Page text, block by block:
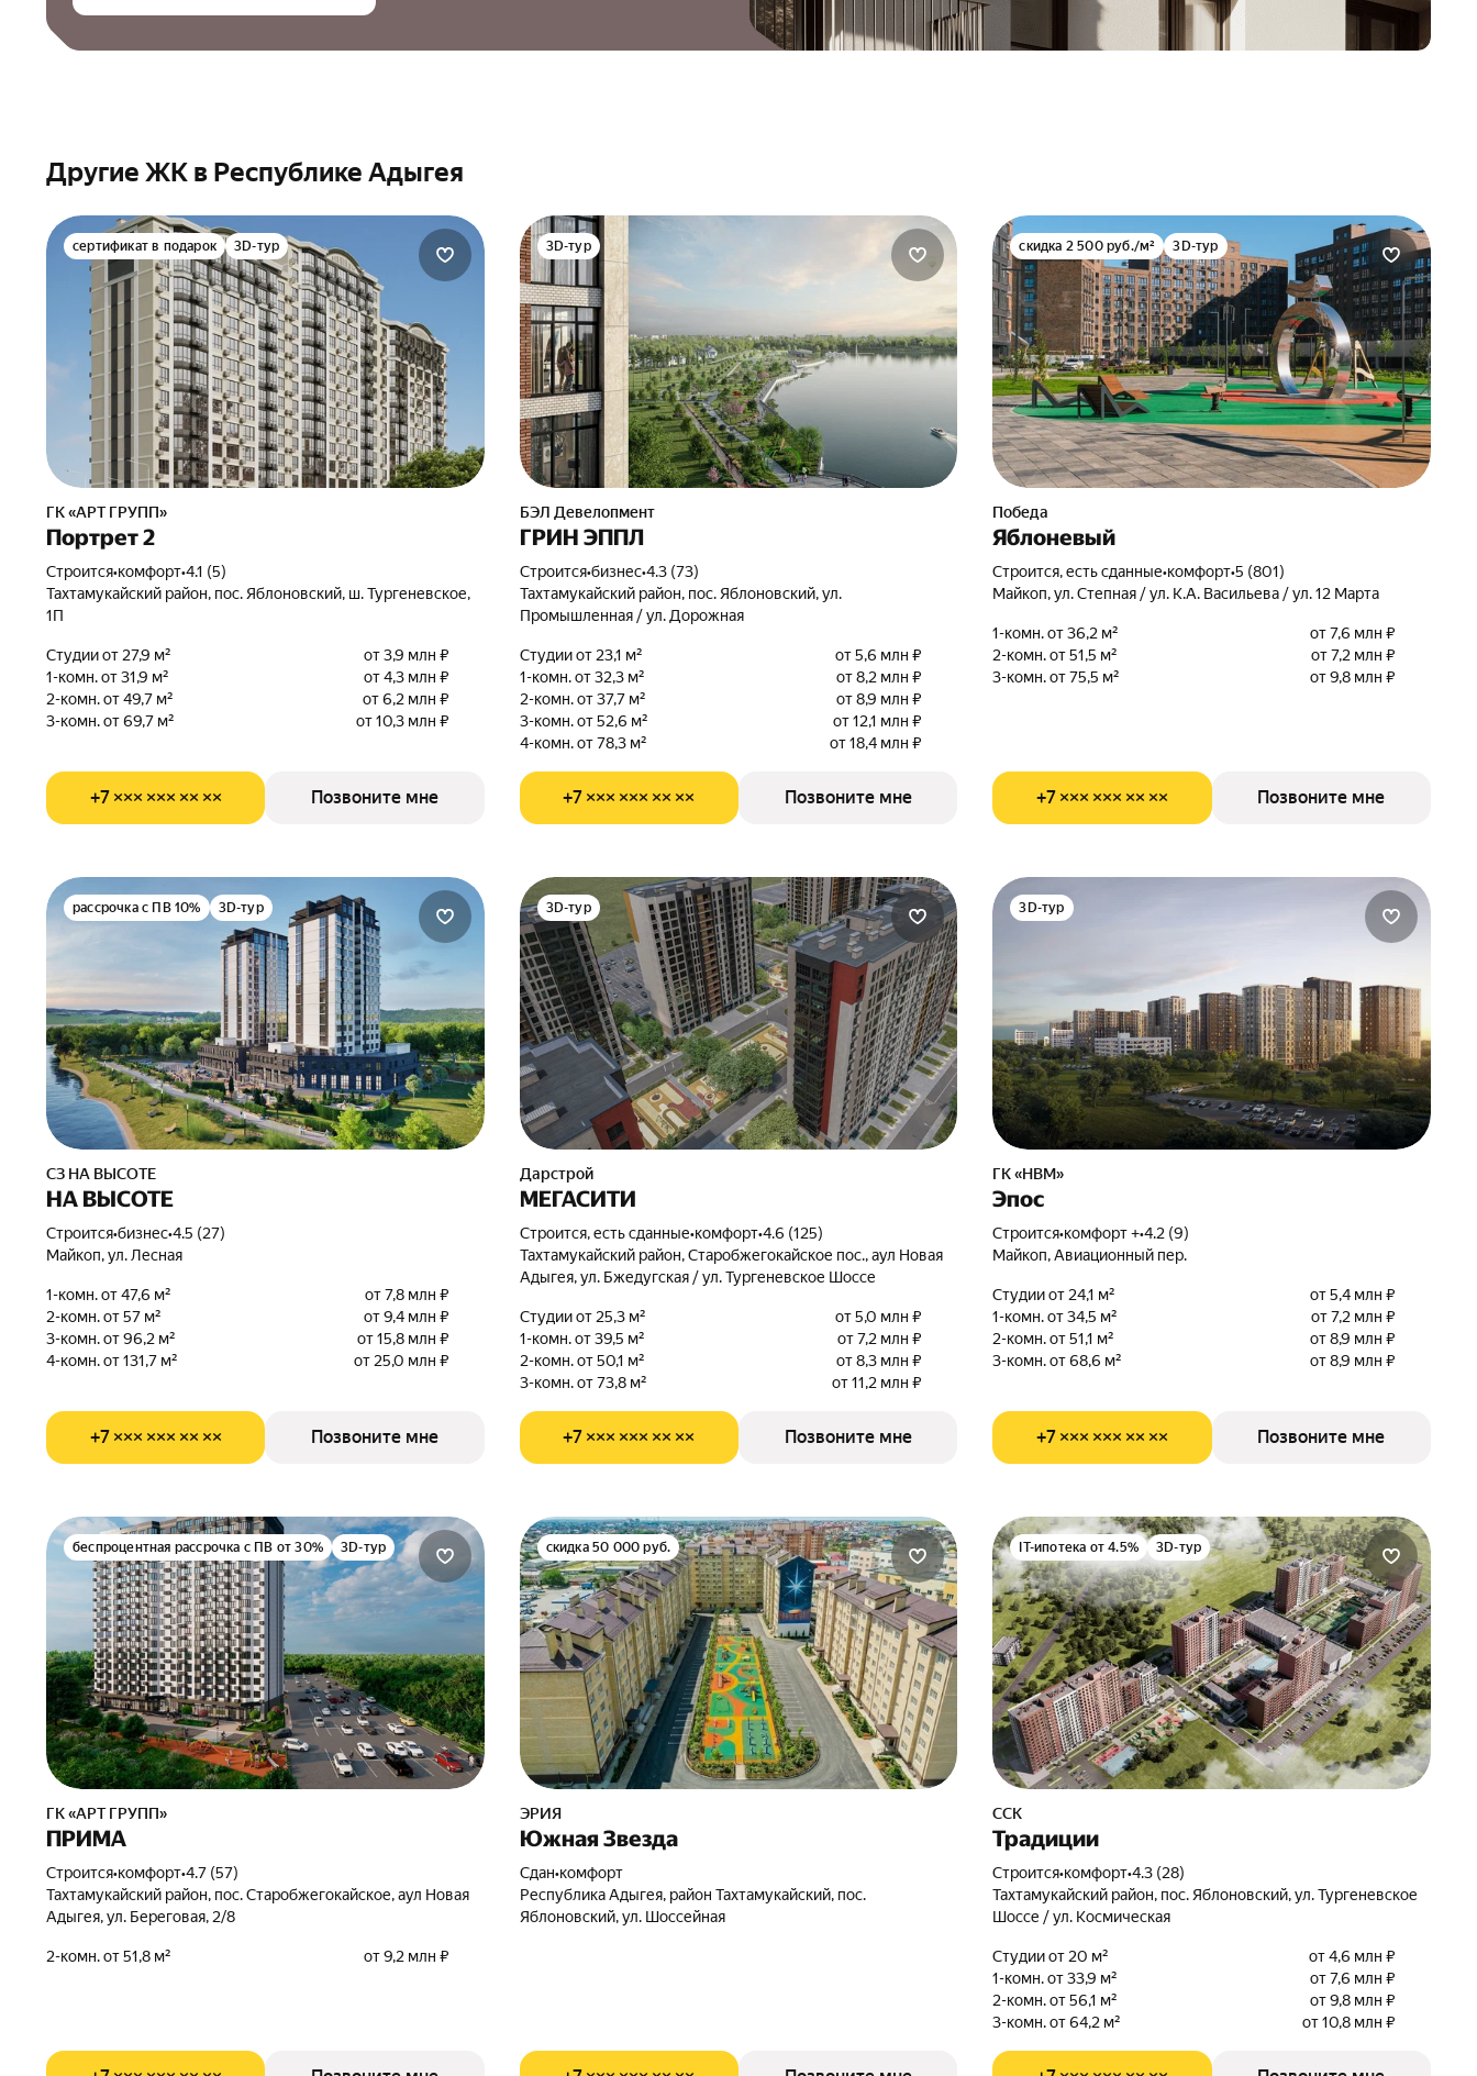
Другие ЖК в Республике Адыгея
сертификат в подарок 3D-тур
ГК «АРТ ГРУПП»
Портрет 2
Строится•комфорт•4.1 (5)
Тахтамукайский район, пос. Яблоновский, ш. Тургеневское,
1П
Студии от 27,9 м²
от 3,9 млн ₽
1-комн. от 31,9 м²
от 4,3 млн ₽
2-комн. от 49,7 м²
от 6,2 млн ₽
3-комн. от 69,7 м²
от 10,3 млн ₽
+7 ××× ××× ×× ×× Позвоните мне
3D-тур
БЭЛ Девелопмент
ГРИН ЭППЛ
Строится•бизнес•4.3 (73)
Тахтамукайский район, пос. Яблоновский, ул.
Промышленная / ул. Дорожная
Студии от 23,1 м²
от 5,6 млн ₽
1-комн. от 32,3 м²
от 8,2 млн ₽
2-комн. от 37,7 м²
от 8,9 млн ₽
3-комн. от 52,6 м²
от 12,1 млн ₽
4-комн. от 78,3 м²
от 18,4 млн ₽
+7 ××× ××× ×× ×× Позвоните мне
скидка 2 500 руб./м² 3D-тур
Победа
Яблоневый
Строится, есть сданные•комфорт•5 (801)
Майкоп, ул. Степная / ул. К.А. Васильева / ул. 12 Марта
1-комн. от 36,2 м²
от 7,6 млн ₽
2-комн. от 51,5 м²
от 7,2 млн ₽
3-комн. от 75,5 м²
от 9,8 млн ₽
+7 ××× ××× ×× ×× Позвоните мне
рассрочка с ПВ 10% 3D-тур
СЗ НА ВЫСОТЕ
НА ВЫСОТЕ
Строится•бизнес•4.5 (27)
Майкоп, ул. Лесная
1-комн. от 47,6 м²
от 7,8 млн ₽
2-комн. от 57 м²
от 9,4 млн ₽
3-комн. от 96,2 м²
от 15,8 млн ₽
4-комн. от 131,7 м²
от 25,0 млн ₽
+7 ××× ××× ×× ×× Позвоните мне
3D-тур
Дарстрой
МЕГАСИТИ
Строится, есть сданные•комфорт•4.6 (125)
Тахтамукайский район, Старобжегокайское пос., аул Новая
Адыгея, ул. Бжедугская / ул. Тургеневское Шоссе
Студии от 25,3 м²
от 5,0 млн ₽
1-комн. от 39,5 м²
от 7,2 млн ₽
2-комн. от 50,1 м²
от 8,3 млн ₽
3-комн. от 73,8 м²
от 11,2 млн ₽
+7 ××× ××× ×× ×× Позвоните мне
3D-тур
ГК «НВМ»
Эпос
Строится•комфорт +•4.2 (9)
Майкоп, Авиационный пер.
Студии от 24,1 м²
от 5,4 млн ₽
1-комн. от 34,5 м²
от 7,2 млн ₽
2-комн. от 51,1 м²
от 8,9 млн ₽
3-комн. от 68,6 м²
от 8,9 млн ₽
+7 ××× ××× ×× ×× Позвоните мне
беспроцентная рассрочка с ПВ от 30% 3D-тур
ГК «АРТ ГРУПП»
ПРИМА
Строится•комфорт•4.7 (57)
Тахтамукайский район, пос. Старобжегокайское, аул Новая
Адыгея, ул. Береговая, 2/8
2-комн. от 51,8 м² от 9,2 млн ₽
скидка 50 000 руб.
ЭРИЯ
Южная Звезда
Сдан•комфорт
Республика Адыгея, район Тахтамукайский, пос.
Яблоновский, ул. Шоссейная
IT-ипотека от 4.5% 3D-тур
ССК
Традиции
Строится•комфорт•4.3 (28)
Тахтамукайский район, пос. Яблоновский, ул. Тургеневское
Шоссе / ул. Космическая
Студии от 20 м²
от 4,6 млн ₽
1-комн. от 33,9 м²
от 7,6 млн ₽
2-комн. от 56,1 м²
от 9,8 млн ₽
3-комн. от 64,2 м²
от 10,8 млн ₽